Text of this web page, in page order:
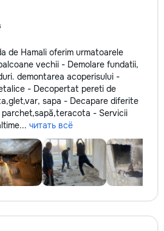
de Hamali oferim urmatoarele
vechii - Demolare fundatii,
demontarea acoperisului -
- Decopertat pereti de
sapa - Decapare diferite
- Servicii
читать всё